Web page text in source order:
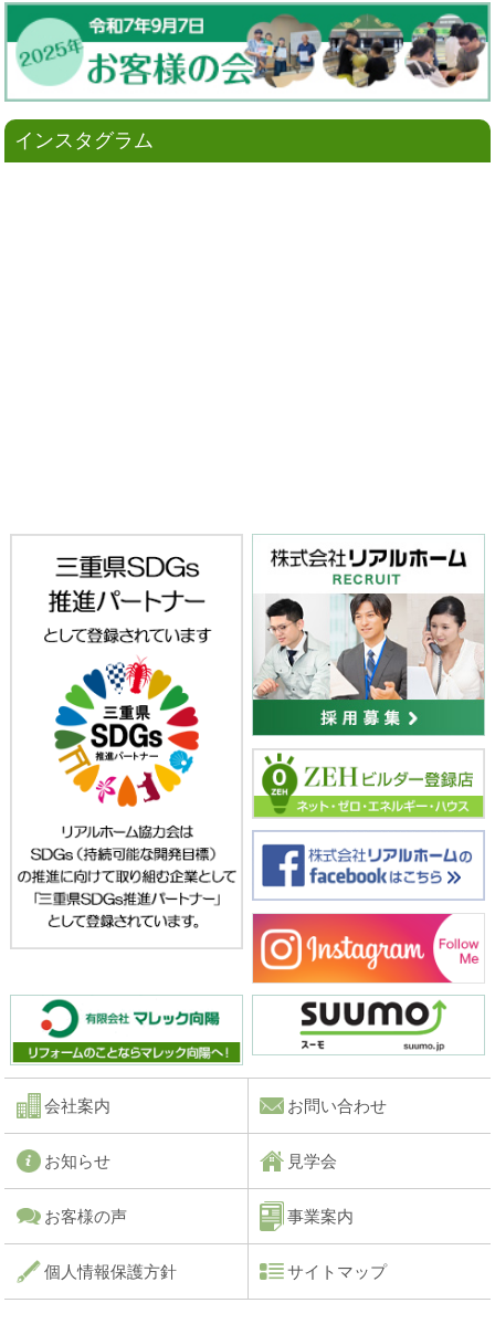
インスタグラム
会社案内 お問い合わせ
お知らせ 見学会
お客様の声 事業案内
個人情報保護方針 サイトマップ